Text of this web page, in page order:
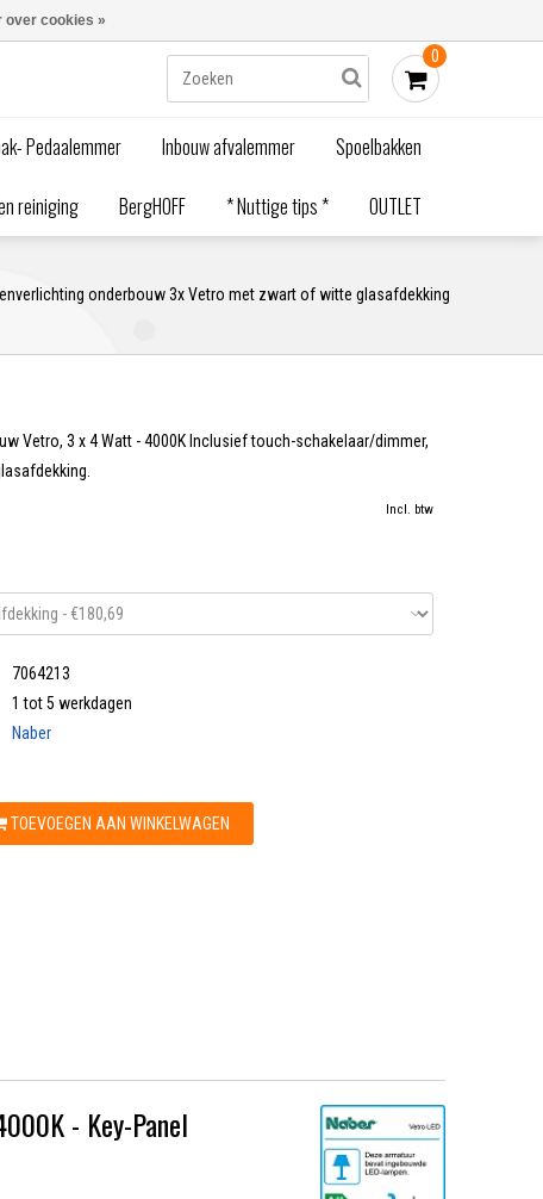
0
Pedaalemmer Inbouw afvalemmer Spoelbakken
reiniging BergHOFF * Nuttige tips * OUTLET
onderbouw 3x Vetro met zwart of witte glasafdekking
Vetro, 3 x 4 Watt - 4000K Inclusief touch-schakelaar/dimmer,
Incl. btw
7064213
1 tot 5 werkdagen
Naber
TOEVOEGEN AAN WINKELWAGEN
- Key-Panel
over cookies »